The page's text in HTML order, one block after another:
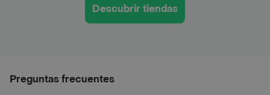
Descubrir tiendas
Preguntas frecuentes